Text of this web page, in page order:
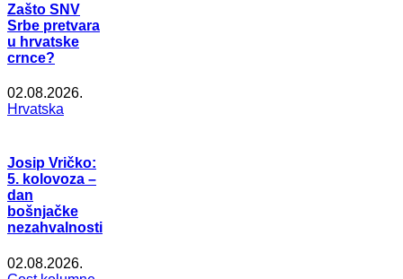
Zašto SNV
Srbe pretvara
u hrvatske
crnce?
02.08.2026.
Hrvatska
Josip Vričko:
5. kolovoza –
dan
bošnjačke
nezahvalnosti
02.08.2026.